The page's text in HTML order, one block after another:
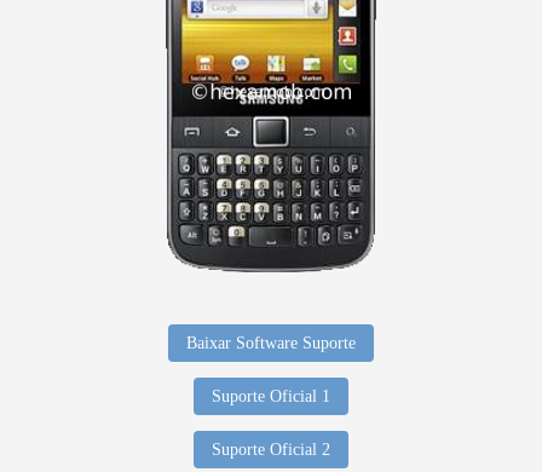
Baixar Software Suporte
Suporte Oficial 1
Suporte Oficial 2